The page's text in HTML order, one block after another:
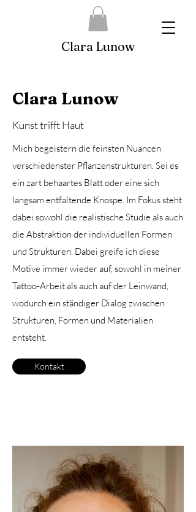
Clara Lunow
Clara Lunow
Kunst trifft Haut
Mich begeistern die feinsten Nuancen
verschiedenster Pflanzenstrukturen. Sei es
ein zart behaartes Blatt oder eine sich
langsam entfaltende Knospe. Im Fokus steht
dabei sowohl die realistische Studie als auch
die Abstraktion der individuellen Formen
und Strukturen. Dabei greife ich diese
Motive immer wieder auf, sowohl in meiner
Tattoo-Arbeit als auch auf der Leinwand,
wodurch ein ständiger Dialog zwischen
Strukturen, Formen und Materialien
entsteht.
Kontakt